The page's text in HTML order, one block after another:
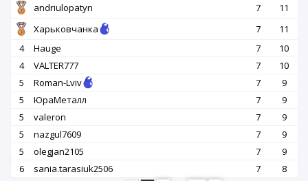
andriulopatyn
7
11
Харьковчанка
7
11
4
Hauge 7
10
4
VALTER777 7
10
5
Roman-Lviv 7
9
5
ЮраМеталл 7
9
5
valeron 7
9
5
nazgul7609 7
9
5
olegjan2105 7
9
6
sania.tarasiuk2506 7
8